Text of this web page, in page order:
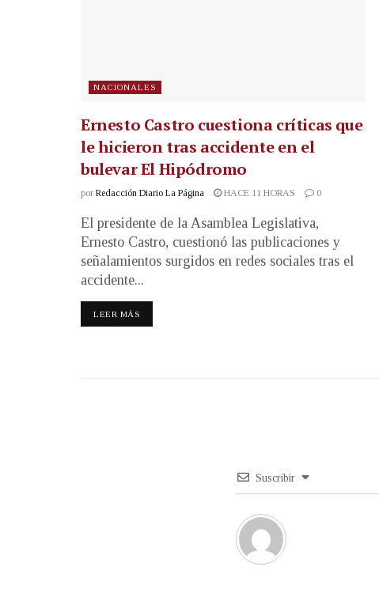
NACIONALES
Ernesto Castro cuestiona críticas que
le hicieron tras accidente en el
bulevar El Hipódromo
por Redacción Diario La Página HACE 11 HORAS 0
El presidente de la Asamblea Legislativa,
Ernesto Castro, cuestionó las publicaciones y
señalamientos surgidos en redes sociales tras el
accidente...
LEER MÁS
Suscribir